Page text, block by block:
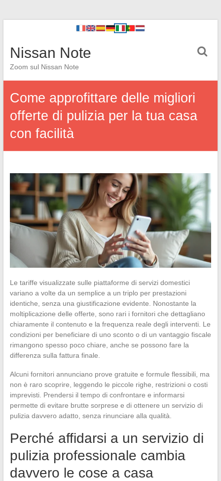
Nissan Note
Zoom sul Nissan Note
Come approfittare delle migliori
offerte di pulizia per la tua casa
con facilità
Le tariffe visualizzate sulle piattaforme di servizi domestici
variano a volte da un semplice a un triplo per prestazioni
identiche, senza una giustificazione evidente. Nonostante la
moltiplicazione delle offerte, sono rari i fornitori che dettagliano
chiaramente il contenuto e la frequenza reale degli interventi. Le
condizioni per beneficiare di uno sconto o di un vantaggio fiscale
rimangono spesso poco chiare, anche se possono fare la
differenza sulla fattura finale.
Alcuni fornitori annunciano prove gratuite e formule flessibili, ma
non è raro scoprire, leggendo le piccole righe, restrizioni o costi
imprevisti. Prendersi il tempo di confrontare e informarsi
permette di evitare brutte sorprese e di ottenere un servizio di
pulizia davvero adatto, senza rinunciare alla qualità.
Perché affidarsi a un servizio di
pulizia professionale cambia
davvero le cose a casa